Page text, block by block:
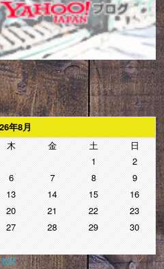
年8月
木 金 土
日
1
2
6 7 8
9
13 14 15
16
20 21 22
23
27 28 29
30
6月